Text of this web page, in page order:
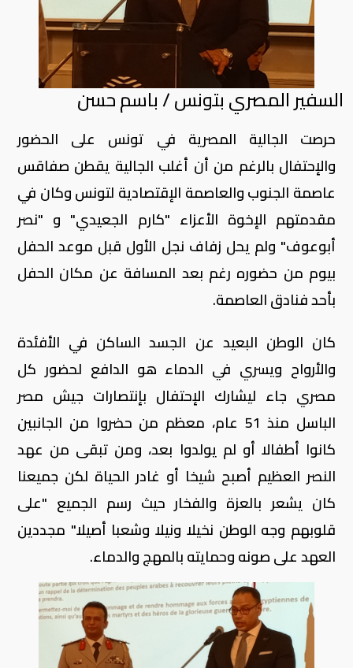
السفير المصري بتونس / باسم حسن
حرصت الجالية المصرية في تونس على الحضور
والإحتفال بالرغم من أن أغلب الجالية يقطن صفاقس
عاصمة الجنوب والعاصمة الإقتصادية لتونس وكان في
مقدمتهم الإخوة الأعزاء "كارم الجعيدي" و "نصر
أبوعوف" ولم يحل زفاف نجل الأول قبل موعد الحفل
بيوم من حضوره رغم بعد المسافة عن مكان الحفل
بأحد فنادق العاصمة.
كان الوطن البعيد عن الجسد الساكن في الأفئدة
والأرواح ويسري في الدماء هو الدافع لحضور كل
مصري جاء ليشارك الإحتفال بإنتصارات جيش مصر
الباسل منذ 51 عام، معظم من حضروا من الجانبين
كانوا أطفالا أو لم يولدوا بعد، ومن تبقى من عهد
النصر العظيم أصبح شيخا أو غادر الحياة لكن جميعنا
كان يشعر بالعزة والفخار حيث رسم الجميع "على
قلوبهم وجه الوطن نخيلا ونيلا وشعبا أصيلا" مجددين
العهد على صونه وحمايته بالمهج والدماء.